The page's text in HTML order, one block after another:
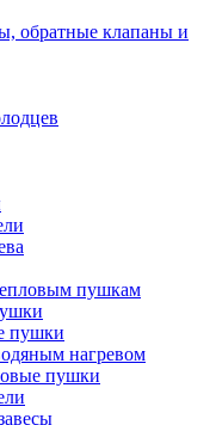
обратные клапаны и
пушкам
пушки
нагревом
пушки